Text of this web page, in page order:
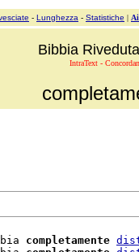
- Lunghezza - Statistiche |
Bibbia
IntraText -
completamente